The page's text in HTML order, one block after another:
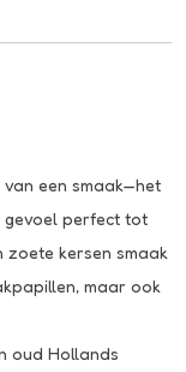
van een smaak—het
gevoel perfect tot
zoete kersen smaak
maar ook
oud Hollands